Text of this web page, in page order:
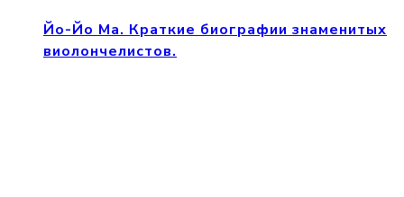
Йо-Йо Ма. Краткие биографии знаменитых
виолончелистов.